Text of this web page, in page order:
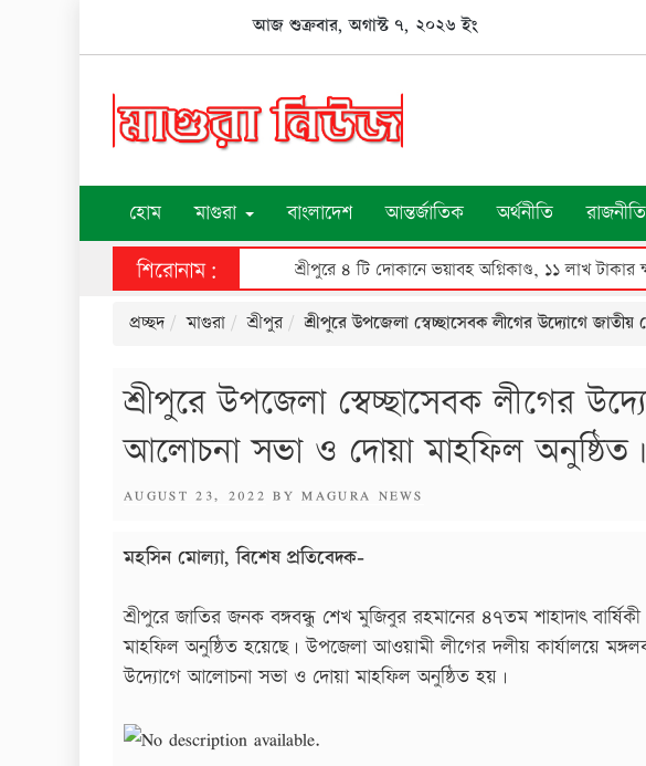
আজ শুক্রবার, অগাস্ট ৭, ২০২৬ ইং
হোম মাগুরা বাংলাদেশ আন্তর্জাতিক অর্থনীতি রাজনীতি
শিরোনাম: শ্রীপুরে ৪ টি দোকানে ভয়াবহ অগ্নিকাণ্ড, ১১ লাখ টাকার
প্রচ্ছদ মাগুরা শ্রীপুর শ্রীপুরে উপজেলা স্বেচ্ছাসেবক লীগের উদ্যোগে
শ্রীপুরে উপজেলা স্বেচ্ছাসেবক লীগের
আলোচনা সভা ও দোয়া মাহফিল
POSTED
AUGUST 23, 2022 BYMAGURA NEWS
মহসিন মোল্যা, বিশেষ প্রতিবেদক-
শ্রীপুরে জাতির জনক বঙ্গবন্ধু শেখ মুজিবুর রহমানের ৪৭তম শাহাদাৎ
মাহফিল অনুষ্ঠিত হয়েছে। উপজেলা আওয়ামী লীগের দলীয় কার্যালয়ে
উদ্যোগে আলোচনা সভা ও দোয়া মাহফিল অনুষ্ঠিত হয়।